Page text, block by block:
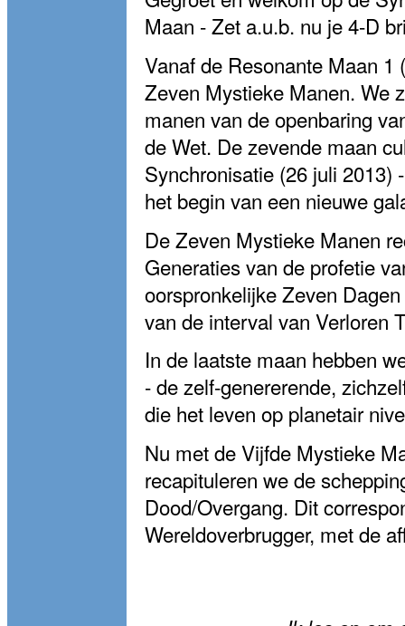
Maan - Zet a.u.b. nu je 4-D
Vanaf de Resonante Maan 1
Zeven Mystieke Manen. We
manen van de openbaring
de Wet. De zevende maan
Synchronisatie (26 juli 2013)
het begin van een nieuwe
De Zeven Mystieke Manen
Generaties van de profetie
oorspronkelijke Zeven
van de interval van Verloren
In de laatste maan hebben
- de zelf-genererende,
die het leven op planetair
Nu met de Vijfde Mystieke
recapituleren we de
Dood/Overgang. Dit
Wereldoverbrugger, met de